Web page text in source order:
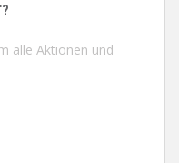
alle Aktionen und